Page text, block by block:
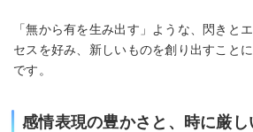
「無から有を生み出す」ような、閃きと
セスを好み、新しいものを創り出すこと
です。
感情表現の豊かさと、時に厳し